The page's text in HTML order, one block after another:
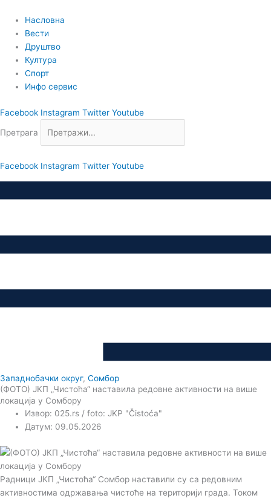
садржај
Насловна
Вести
Друштво
Култура
Спорт
Инфо сервис
Facebook Instagram Twitter Youtube
Претрага
Facebook Instagram Twitter Youtube
Западнобачки округ, Сомбор
(ФОТО) ЈКП „Чистоћа“ наставила редовне активности на више
локација у Сомбору
Извор: 025.rs / foto: JKP "Čistoća"
Датум: 09.05.2026
Радници ЈКП „Чистоћа“ Сомбор наставили су са редовним
активностима одржавања чистоће на територији града. Током